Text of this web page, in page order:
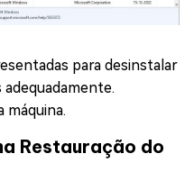
para desinstalar
máquina.
Restauração do